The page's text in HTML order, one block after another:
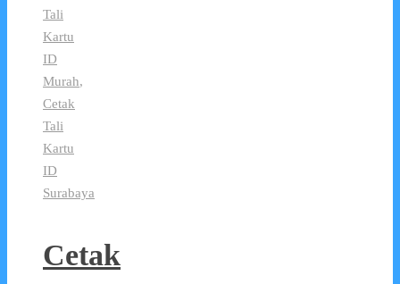
Tali
Kartu
ID
Murah,
Cetak
Tali
Kartu
ID
Surabaya
Cetak